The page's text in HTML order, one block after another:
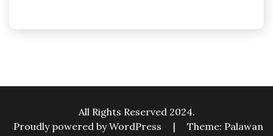
All Rights Reserved 2024.
Proudly powered by WordPress
|
Theme: Palawan